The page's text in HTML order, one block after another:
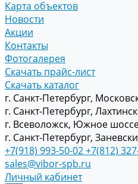
Карта объектов
Новости
Акции
Контакты
Фотогалерея
Скачать прайс-лист
Скачать каталог
г. Санкт-Петербург,
г. Санкт-Петербург,
г. Всеволожск, Южное
г. Санкт-Петербург,
+7(918) 993-50-02+7(812)
sales@vibor-spb.ru
Личный кабинет